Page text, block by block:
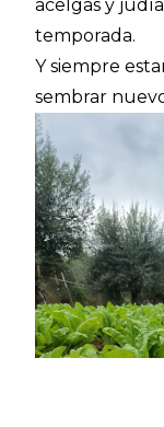
acelgas y
temporada.
Y siempre
sembrar